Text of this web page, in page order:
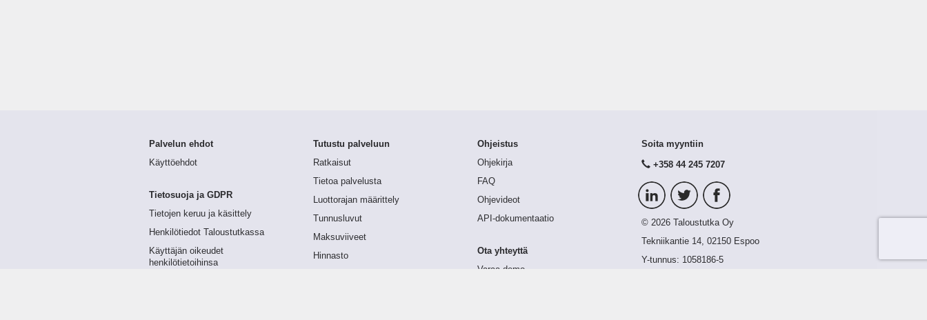
Palvelun ehdot
Käyttöehdot
Tietosuoja ja GDPR
Tietojen keruu ja käsittely
Henkilötiedot Taloustutkassa
Käyttäjän oikeudet
henkilötietoihinsa
Tutustu palveluun
Ratkaisut
Tietoa palvelusta
Luottorajan määrittely
Tunnusluvut
Maksuviiveet
Hinnasto
Ohjeistus
Ohjekirja
FAQ
Ohjevideot
API-dokumentaatio
Ota yhteyttä
Varaa demo
Soita myyntiin
+358 44 245 7207
© 2026 Taloustutka Oy
Tekniikantie 14, 02150 Espoo
Y-tunnus: 1058186-5